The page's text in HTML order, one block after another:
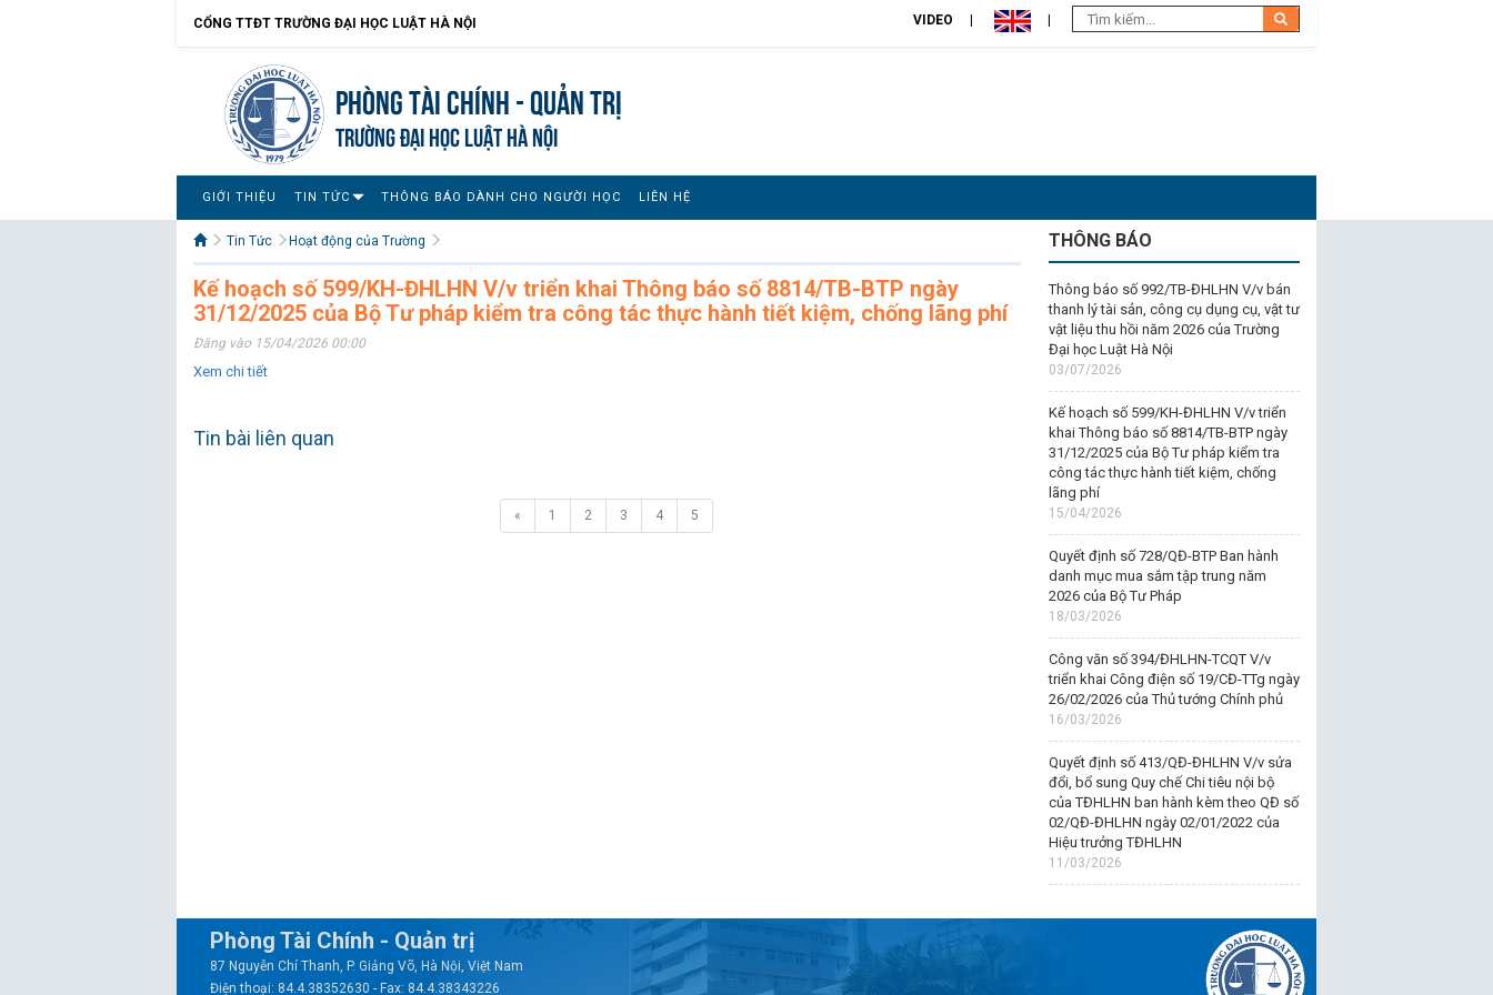
CỔNG TTĐT TRƯỜNG ĐẠI HỌC LUẬT HÀ NỘI VIDEO
Phòng Tài chính - Quản trị
TRƯỜNG ĐẠI HỌC LUẬT HÀ NỘI
GIỚI THIỆU TIN TỨC THÔNG BÁO DÀNH CHO NGƯỜI HỌC LIÊN HỆ
Tin Tức Hoạt động của Trường
Kế hoạch số 599/KH-ĐHLHN V/v triển khai Thông báo số 8814/TB-BTP ngày
31/12/2025 của Bộ Tư pháp kiểm tra công tác thực hành tiết kiệm, chống lãng phí
Đăng vào 15/04/2026 00:00
Xem chi tiết
Tin bài liên quan
« 1 2 3 4 5
THÔNG BÁO
Thông báo số 992/TB-ĐHLHN V/v bán
thanh lý tài sản, công cụ dụng cụ, vật tư
vật liệu thu hồi năm 2026 của Trường
Đại học Luật Hà Nội
03/07/2026
Kế hoạch số 599/KH-ĐHLHN V/v triển
khai Thông báo số 8814/TB-BTP ngày
31/12/2025 của Bộ Tư pháp kiểm tra
công tác thực hành tiết kiệm, chống
lãng phí
15/04/2026
Quyết định số 728/QĐ-BTP Ban hành
danh mục mua sắm tập trung năm
2026 của Bộ Tư Pháp
18/03/2026
Công văn số 394/ĐHLHN-TCQT V/v
triển khai Công điện số 19/CĐ-TTg ngày
26/02/2026 của Thủ tướng Chính phủ
16/03/2026
Quyết định số 413/QĐ-ĐHLHN V/v sửa
đổi, bổ sung Quy chế Chi tiêu nội bộ
của TĐHLHN ban hành kèm theo QĐ số
02/QĐ-ĐHLHN ngày 02/01/2022 của
Hiệu trưởng TĐHLHN
11/03/2026
Phòng Tài Chính - Quản trị
87 Nguyễn Chí Thanh, P. Giảng Võ, Hà Nội, Việt Nam
Điện thoại: 84.4.38352630 - Fax: 84.4.38343226